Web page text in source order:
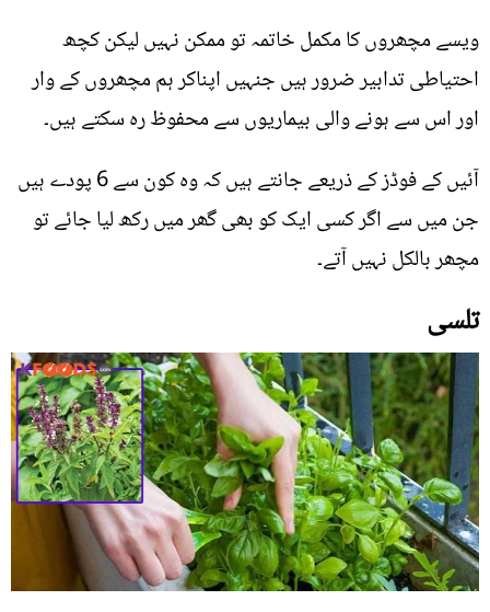
ویسے مچھروں کا مکمل خاتمہ تو ممکن نہیں لیکن کچھ
احتیاطی تدابیر ضرور ہیں جنہیں اپناکر ہم مچھروں کے وار
اور اس سے ہونے والی بیماریوں سے محفوظ رہ سکتے ہیں۔
آئیں کے فوڈز کے ذریعے جانتے ہیں کہ وہ کون سے 6 پودے ہیں
جن میں سے اگر کسی ایک کو بھی گھر میں رکھ لیا جائے تو
مچھر بالکل نہیں آتے۔
تلسی